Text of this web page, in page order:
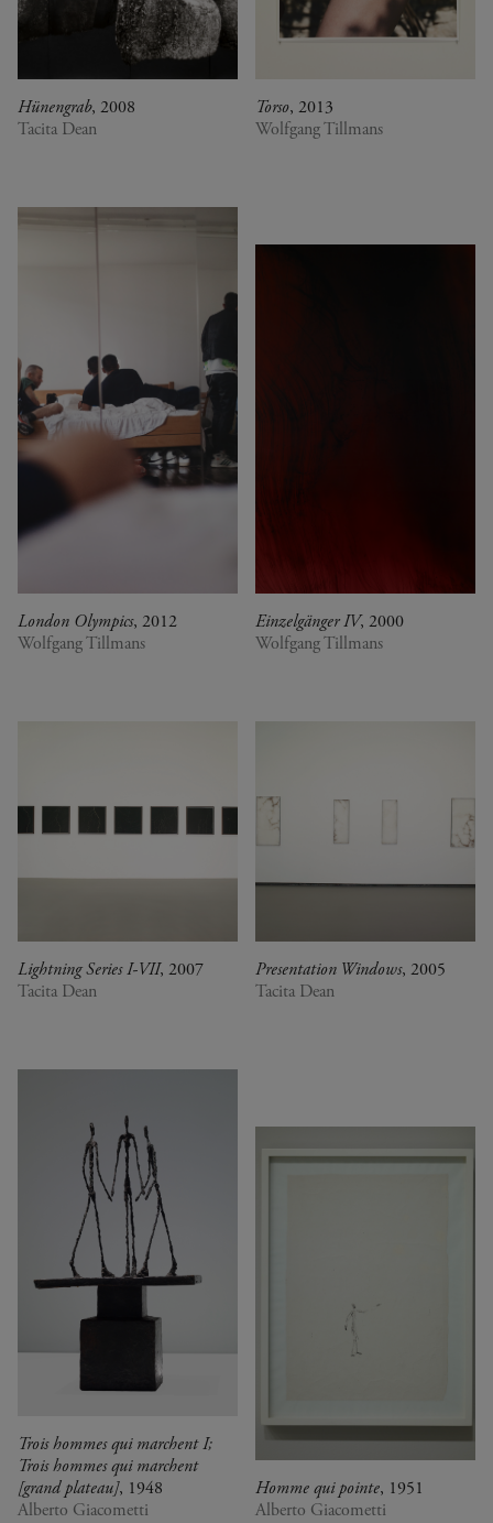
Hünengrab, 2008
Tacita Dean
Torso, 2013
Wolfgang Tillmans
London Olympics, 2012
Wolfgang Tillmans
Einzelgänger IV, 2000
Wolfgang Tillmans
Lightning Series I-VII, 2007
Tacita Dean
Presentation Windows, 2005
Tacita Dean
Trois hommes qui marchent I;
Trois hommes qui marchent
[grand plateau], 1948
Alberto Giacometti
Homme qui pointe, 1951
Alberto Giacometti